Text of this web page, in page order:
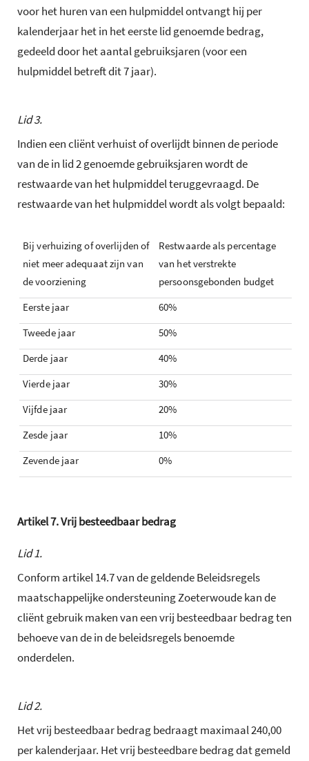
voor het huren van een hulpmiddel ontvangt hij per
kalenderjaar het in het eerste lid genoemde bedrag,
gedeeld door het aantal gebruiksjaren (voor een
hulpmiddel betreft dit 7 jaar).
Lid 3.
Indien een cliënt verhuist of overlijdt binnen de periode
van de in lid 2 genoemde gebruiksjaren wordt de
restwaarde van het hulpmiddel teruggevraagd. De
restwaarde van het hulpmiddel wordt als volgt bepaald:
Bij verhuizing of overlijden of
niet meer adequaat zijn van
de voorziening
Restwaarde als percentage
van het verstrekte
persoonsgebonden budget
Eerste jaar
60%
Tweede jaar
50%
Derde jaar
40%
Vierde jaar
30%
Vijfde jaar
20%
Zesde jaar
10%
Zevende jaar
0%
Artikel7.Vrij besteedbaar bedrag
Lid 1.
Conform artikel 14.7 van de geldende Beleidsregels
maatschappelijke ondersteuning Zoeterwoude kan de
cliënt gebruik maken van een vrij besteedbaar bedrag ten
behoeve van de in de beleidsregels benoemde
onderdelen.
Lid 2.
Het vrij besteedbaar bedrag bedraagt maximaal 240,00
per kalenderjaar. Het vrij besteedbare bedrag dat gemeld